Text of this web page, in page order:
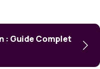
: Guide Complet